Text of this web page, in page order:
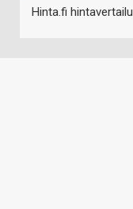
Hinta.fi hintavertailu